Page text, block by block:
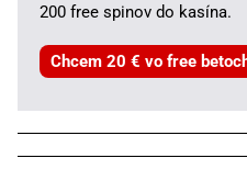
200 free spinov do kasína.
Chcem 20 € vo free